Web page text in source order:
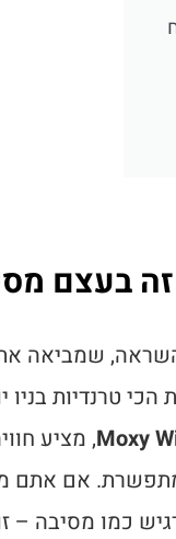
בעצם
שמביאה
טרנדיות בניו
Moxy, מציע
מתפשרת. אם
כמו מסיבה –